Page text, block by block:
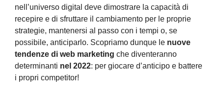
nell’universo digital deve dimostrare la capacità di
recepire e di sfruttare il cambiamento per le proprie
strategie, mantenersi al passo con i tempi o, se
possibile, anticiparlo. Scopriamo dunque le nuove
tendenze di web marketing che diventeranno
determinanti nel 2022: per giocare d’anticipo e battere
i propri competitor!